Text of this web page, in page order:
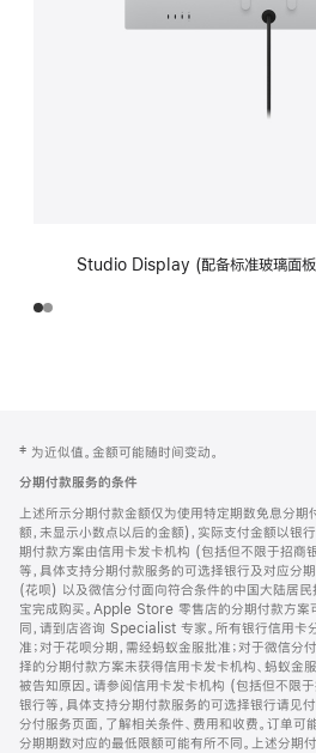
Studio Display (配备标准玻璃面
页
页
脚
注
‡ 为近似值。金额可能随时间变动。
分期付款服务的条件
上述所示分期付款金额仅为使用特定期数免息分
额，未显示小数点以后的金额)，实际支付金额以银
期付款方案由信用卡发卡机构 (包括但不限于招商
等，具体支持分期付款服务的可选择银行及对应分
(花呗) 以及微信分付面向符合条件的中国大陆居民
宝完成购买。Apple Store 零售店的分期付款方
同，请到店咨询 Specialist 专家。所有银行信用卡
准；对于花呗分期，需经蚂蚁金服批准；对于微信分
择的分期付款方案未获得信用卡发卡机构、蚂蚁金
被告知原因。请参阅信用卡发卡机构 (包括但不限
银行等，具体支持分期付款服务的可选择银行请见
分付服务页面，了解相关条件、费用和收费。订单可
分期期数对应的最低限额可能有所不同。上述分期